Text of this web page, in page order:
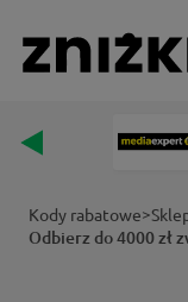
Kody rabatowe>
Odbierz do 4000 zł